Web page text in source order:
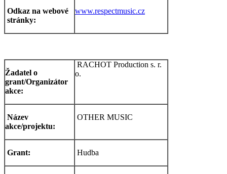
Odkaz na webové
stránky:
www.respectmusic.cz
Žadatel o
grant/Organizátor
akce:
RACHOT Production s. r.
o.
Název
akce/projektu:
OTHER MUSIC
Grant: Hudba